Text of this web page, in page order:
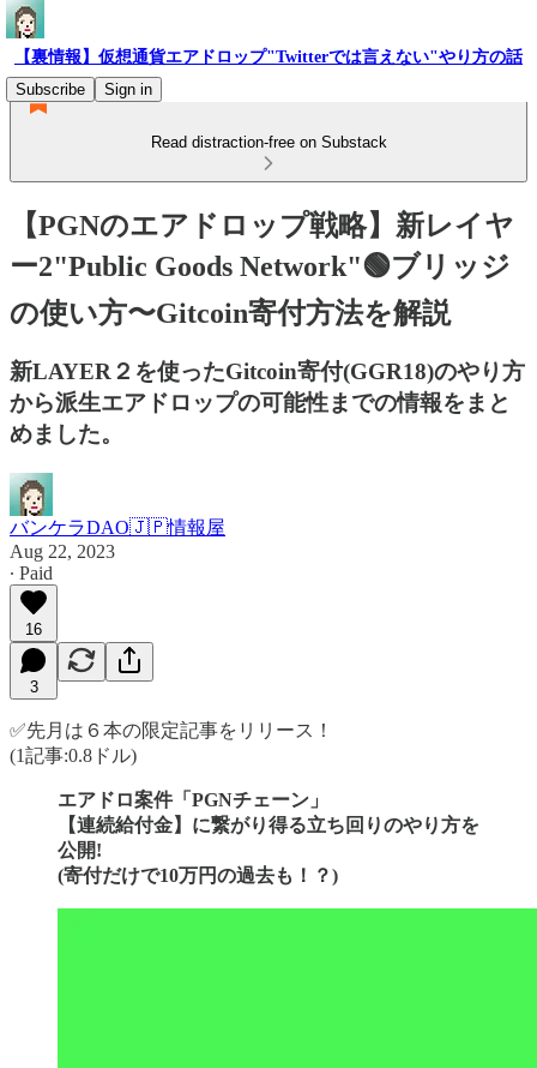
【裏情報】仮想通貨エアドロップ"Twitterでは言えない"やり方の話
Subscribe
Sign in
Read distraction-free on Substack
【PGNのエアドロップ戦略】新レイヤ
ー2"Public Goods Network"🟢ブリッジ
の使い方〜Gitcoin寄付方法を解説
新LAYER２を使ったGitcoin寄付(GGR18)のやり方
から派生エアドロップの可能性までの情報をまと
めました。
バンケラDAO🇯🇵情報屋
Aug 22, 2023
∙ Paid
16
3
✅先月は６本の限定記事をリリース！
(1記事:0.8ドル)
エアドロ案件「PGNチェーン」
【連続給付金】に繋がり得る立ち回りのやり方を
公開!
(寄付だけで10万円の過去も！？)